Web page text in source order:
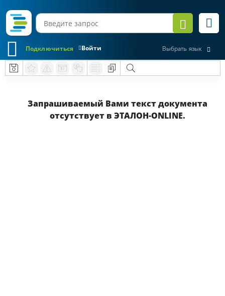
Войти
Подключиться Выбрать язык
Запрашиваемый Вами текст документа
отсутствует в ЭТАЛОН-ONLINE.